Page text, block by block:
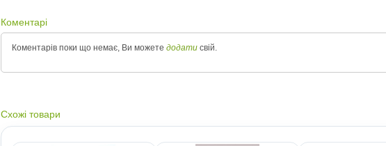
Коментарі
Коментарів поки що немає, Ви можете додати свій.
Схожі товари